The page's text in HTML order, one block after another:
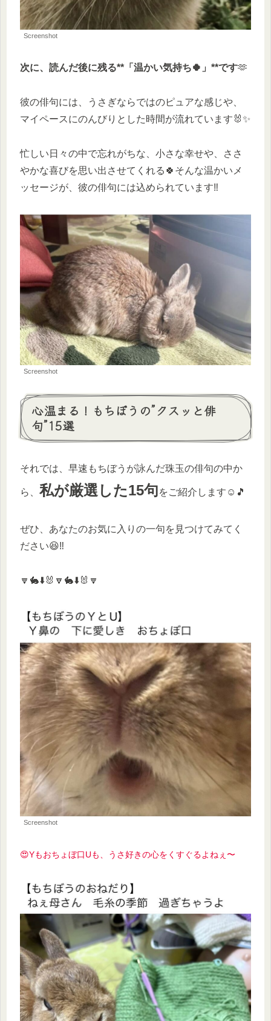
Screenshot
次に、読んだ後に残る**「温かい気持ち🍀」**です🫶
彼の俳句には、うさぎならではのピュアな感じや、
マイペースにのんびりとした時間が流れています🐰✨
忙しい日々の中で忘れがちな、小さな幸せや、ささ
やかな喜びを思い出させてくれる🍀そんな温かいメ
ッセージが、彼の俳句には込められています‼️
Screenshot
心温まる！もちぼうの”クスッと俳
句”15選
それでは、早速もちぼうが詠んだ珠玉の俳句の中か
ら、 私が厳選した15句をご紹介します☺️🎵
ぜひ、あなたのお気に入りの一句を見つけてみてく
ださい😆‼️
🔽🐇⬇️🐰🔽🐇⬇️🐰🔽
Screenshot
😍Yもおちょぼ口Uも、うさ好きの心をくすぐるよねぇ〜